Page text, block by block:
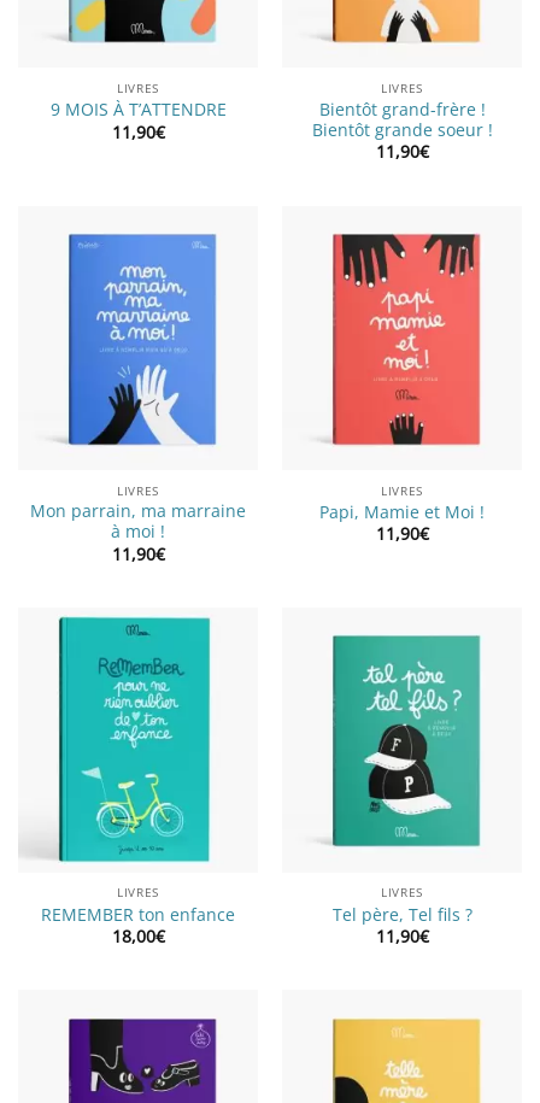
LIVRES
9 MOIS À T’ATTENDRE
11,90€
LIVRES
Bientôt grand-frère !
Bientôt grande soeur !
11,90€
LIVRES
Mon parrain, ma marraine
à moi !
11,90€
LIVRES
Papi, Mamie et Moi !
11,90€
LIVRES
REMEMBER ton enfance
18,00€
LIVRES
Tel père, Tel fils ?
11,90€